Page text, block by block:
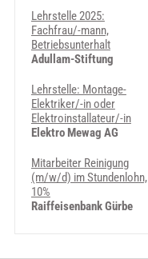
Lehrstelle 2025:
Fachfrau/-mann,
Betriebsunterhalt
Adullam-Stiftung
Lehrstelle: Montage-
Elektriker/-in oder
Elektroinstallateur/-in
Elektro Mewag AG
Mitarbeiter Reinigung
(m/w/d) im Stundenlohn,
10%
Raiffeisenbank Gürbe